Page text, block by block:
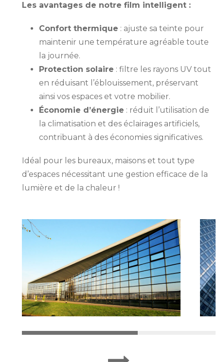
Les avantages de notre film intelligent :
Confort thermique : ajuste sa teinte pour
maintenir une température agréable toute
la journée.
Protection solaire : filtre les rayons UV tout
en réduisant l’éblouissement, préservant
ainsi vos espaces et votre mobilier.
Économie d’énergie : réduit l’utilisation de
la climatisation et des éclairages artificiels,
contribuant à des économies significatives.
Idéal pour les bureaux, maisons et tout type
d’espaces nécessitant une gestion efficace de la
lumière et de la chaleur !